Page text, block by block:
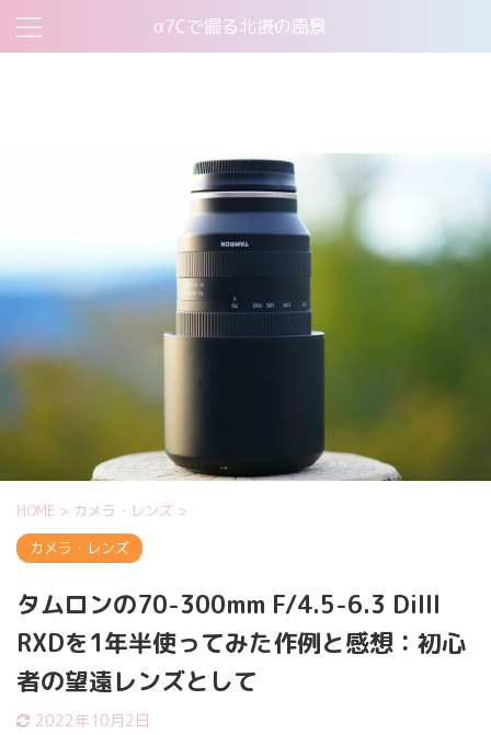
α7Cで撮る北摂の風景
HOME > カメラ・レンズ >
カメラ・レンズ
タムロンの70-300mm F/4.5-6.3 DiIII
RXDを1年半使ってみた作例と感想：初心
者の望遠レンズとして
2022年10月2日